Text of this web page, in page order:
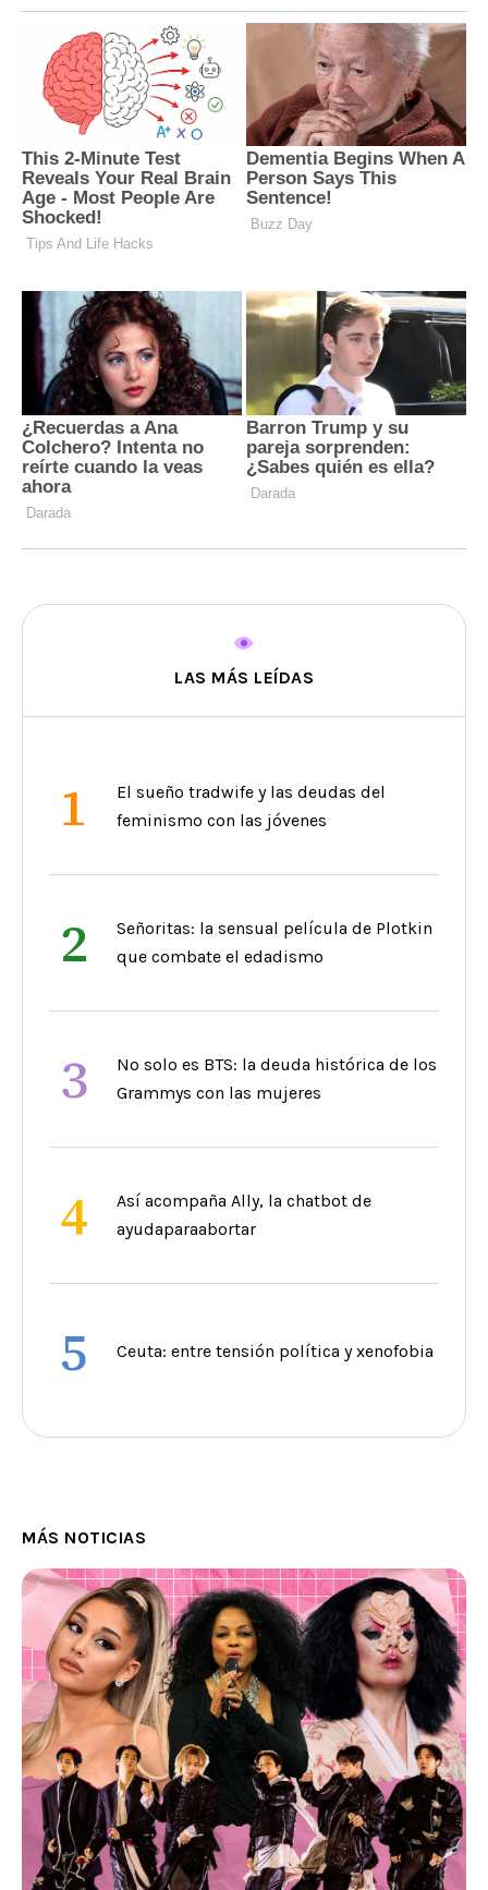
LAS MÁS LEÍDAS
1
El sueño tradwife y las deudas del
feminismo con las jóvenes
2
Señoritas: la sensual película de Plotkin
que combate el edadismo
3
No solo es BTS: la deuda histórica de los
Grammys con las mujeres
4
Así acompaña Ally, la chatbot de
ayudaparaabortar
5 Ceuta: entre tensión política y xenofobia
MÁS NOTICIAS